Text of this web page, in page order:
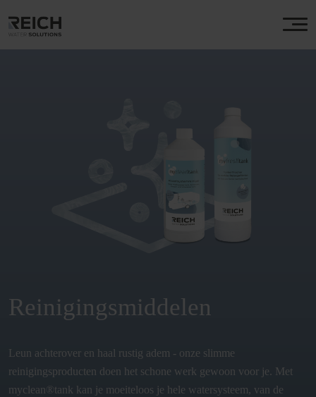
Reinigingsmiddelen
Leun achterover en haal rustig adem - onze slimme
reinigingsproducten doen het schone werk gewoon voor je. Met
myclean®tank kan je moeiteloos je hele watersysteem, van de